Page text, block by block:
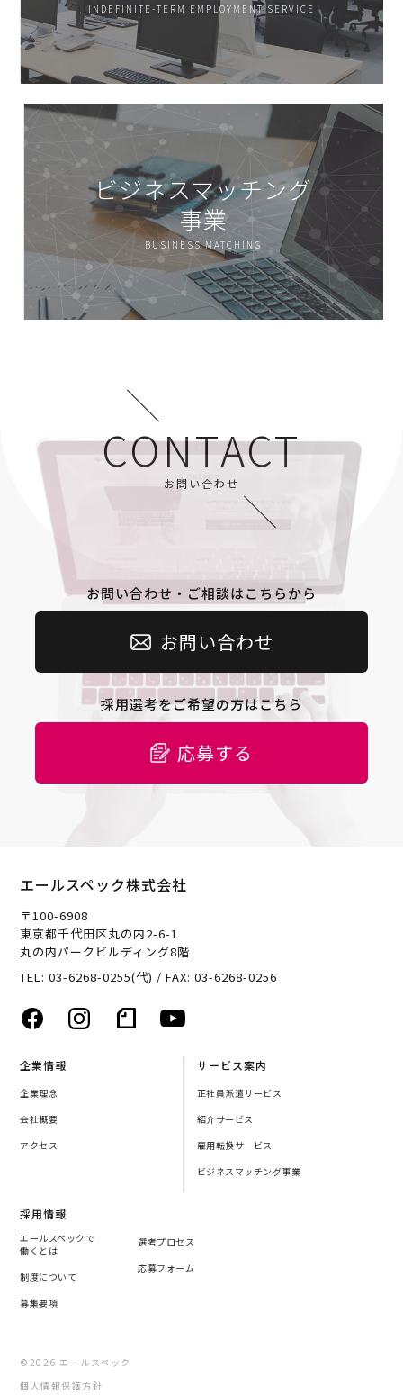
INDEFINITE-TERM EMPLOYMENT SERVICE
ビジネスマッチング
事業
BUSINESS MATCHING
CONTACT
お問い合わせ
お問い合わせ・ご相談はこちらから
お問い合わせ
採用選考をご希望の方はこちら
応募する
エールスペック株式会社
〒100-6908
東京都千代田区丸の内2-6-1
丸の内パークビルディング8階
TEL: 03-6268-0255(代) / FAX: 03-6268-0256
企業情報
企業理念
会社概要
アクセス
サービス案内
正社員派遣サービス
紹介サービス
雇用転換サービス
ビジネスマッチング事業
採用情報
エールスペックで
働くとは
制度について
募集要項
選考プロセス
応募フォーム
©2026 エールスペック
個人情報保護方針